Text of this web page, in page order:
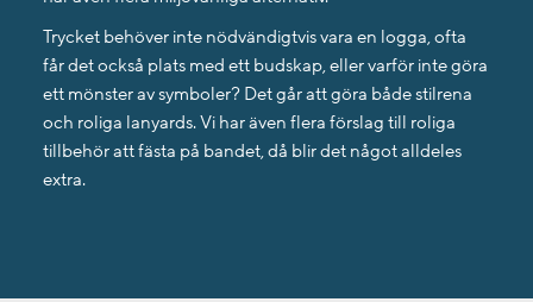
Trycket behöver inte nödvändigtvis vara en logga, ofta
får det också plats med ett budskap, eller varför inte göra
ett mönster av symboler? Det går att göra både stilrena
och roliga lanyards. Vi har även flera förslag till roliga
tillbehör att fästa på bandet, då blir det något alldeles
extra.